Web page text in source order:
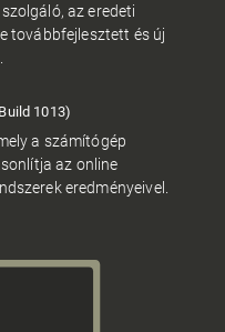
az eredeti
továbbfejlesztett és új
1013)
a számítógép
az online
eredményeivel.